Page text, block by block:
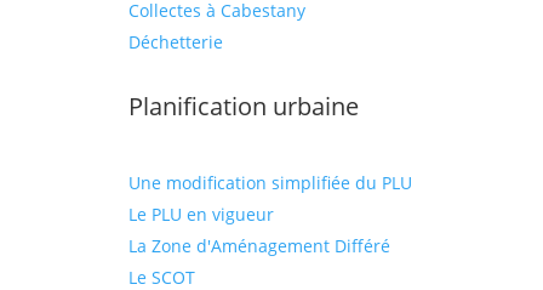
Collectes à Cabestany
Déchetterie
Planification urbaine
Une modification simplifiée du PLU
Le PLU en vigueur
La Zone d'Aménagement Différé
Le SCOT